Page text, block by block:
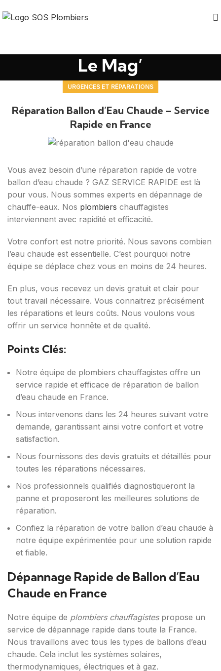
Le Mag’
URGENCES ET RÉPARATIONS
Réparation Ballon d’Eau Chaude – Service
Rapide en France
Vous avez besoin d’une réparation rapide de votre
ballon d’eau chaude ? GAZ SERVICE RAPIDE est là
pour vous. Nous sommes experts en dépannage de
chauffe-eaux. Nos plombiers chauffagistes
interviennent avec rapidité et efficacité.
Votre confort est notre priorité. Nous savons combien
l’eau chaude est essentielle. C’est pourquoi notre
équipe se déplace chez vous en moins de 24 heures.
En plus, vous recevez un devis gratuit et clair pour
tout travail nécessaire. Vous connaitrez précisément
les réparations et leurs coûts. Nous voulons vous
offrir un service honnête et de qualité.
Points Clés:
Notre équipe de plombiers chauffagistes offre un
service rapide et efficace de réparation de ballon
d’eau chaude en France.
Nous intervenons dans les 24 heures suivant votre
demande, garantissant ainsi votre confort et votre
satisfaction.
Nous fournissons des devis gratuits et détaillés pour
toutes les réparations nécessaires.
Nos professionnels qualifiés diagnostiqueront la
panne et proposeront les meilleures solutions de
réparation.
Confiez la réparation de votre ballon d’eau chaude à
notre équipe expérimentée pour une solution rapide
et fiable.
Dépannage Rapide de Ballon d’Eau
Chaude en France
Notre équipe de plombiers chauffagistespropose un
service de dépannage rapide dans toute la France.
Nous travaillons avec tous les types de ballons d’eau
chaude. Cela inclut les systèmes solaires,
thermodynamiques, électriques et à gaz.